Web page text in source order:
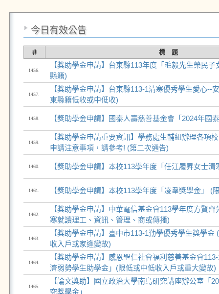
今日有效公告
＃ 標 題
1456.
【獎助學金申請】台東縣113年度「毛毅先生榮民
縣籍)
1457.
【獎助學金申請】台東縣113-1清寒優秀學生愛心--
東縣籍低收或中低收)
1458. 【獎助學金申請】國泰人壽慈善基金會「2024年國
1459.
【獎助學金申請重要資訊】學務處生輔組辦理各項
申請注意事項，請參考! (第二次通告)
1460. 【獎助學金申請】本校113學年度「任江履昇女士清
1461. 【獎助學金申請】本校113學年度「凌羣獎學金」 (
1462.
【獎助學金申請】中華電信基金會113學年度方賢
寒就讀理工、資訊、管理、商或傳播)
1463.
【獎助學金申請】臺中市113-1勤學優秀學生獎學金
收入戶或家逢變故)
1464.
【獎助學金申請】感恩聖仁社會福利慈善基金會
濟弱勢學生助學金」(限低或中低收入戶或重大變故)
1465.
【論文獎助】國立政治大學南島研究講座辦公室「
究獎學金」